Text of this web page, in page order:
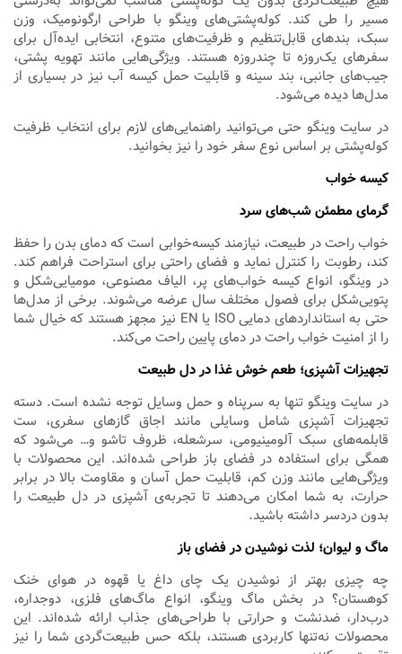
مسیر را طی کند. کوله‌پشتی‌های وینگو با طراحی ارگونومیک، وزن
سبک، بندهای قابل‌تنظیم و ظرفیت‌های متنوع، انتخابی ایده‌آل برای
سفرهای یک‌روزه تا چندروزه هستند. ویژگی‌هایی مانند تهویه پشتی،
جیب‌های جانبی، بند سینه و قابلیت حمل کیسه آب نیز در بسیاری از
مدل‌ها دیده می‌شود.
در سایت وینگو حتی می‌توانید راهنمایی‌های لازم برای انتخاب ظرفیت
کوله‌پشتی بر اساس نوع سفر خود را نیز بخوانید.
کیسه خواب
گرمای مطمئن شب‌های سرد
خواب راحت در طبیعت، نیازمند کیسه‌خوابی است که دمای بدن را حفظ
کند، رطوبت را کنترل نماید و فضای راحتی برای استراحت فراهم کند.
در وینگو، انواع کیسه خواب‌های پر، الیاف مصنوعی، مومیایی‌شکل و
پتویی‌شکل برای فصول مختلف سال عرضه می‌شوند. برخی از مدل‌ها
حتی به استانداردهای دمایی ISO یا EN نیز مجهز هستند که خیال شما
را از امنیت خواب راحت در دمای پایین راحت می‌کند.
تجهیزات آشپزی؛ طعم خوش غذا در دل طبیعت
در سایت وینگو تنها به سرپناه و حمل وسایل توجه نشده است. دسته
تجهیزات آشپزی شامل وسایلی مانند اجاق گازهای سفری، ست
قابلمه‌های سبک آلومینیومی، سرشعله، ظروف تاشو و… می‌شود که
همگی برای استفاده در فضای باز طراحی شده‌اند. این محصولات با
ویژگی‌هایی مانند وزن کم، قابلیت حمل آسان و مقاومت بالا در برابر
حرارت، به شما امکان می‌دهند تا تجربه‌ی آشپزی در دل طبیعت را
بدون دردسر داشته باشید.
ماگ و لیوان؛ لذت نوشیدن در فضای باز
چه چیزی بهتر از نوشیدن یک چای داغ یا قهوه در هوای خنک
کوهستان؟ در بخش ماگ وینگو، انواع ماگ‌های فلزی، دوجداره،
درب‌دار، ضدنشت و حرارتی با طراحی‌های جذاب ارائه شده‌اند. این
محصولات نه‌تنها کاربردی هستند، بلکه حس طبیعت‌گردی شما را نیز